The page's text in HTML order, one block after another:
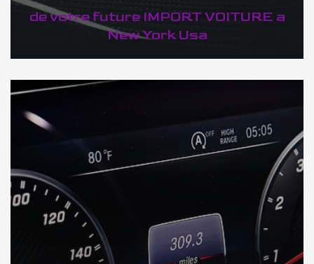
de votre future IMPORT VOITURE a
New York Usa
DÉCOUVREZ VOTRE INSPECTION AUTO a New York Usa